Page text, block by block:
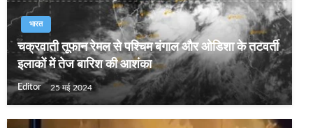
भारत
चक्रवाती तूफान रेमल से पश्चिम बंगाल और ओडिशा के तटवर्ती
इलाकों में तेज बारिश की आशंका
Editor 25 मई 2024